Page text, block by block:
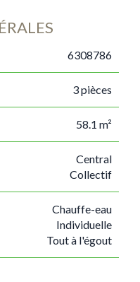
6308786
3 pièces
58.1 m²
Central
Collectif
Chauffe-eau
Individuelle
Tout à l'égout